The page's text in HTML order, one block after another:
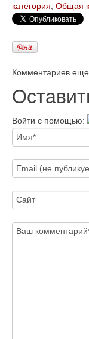
категория Общая
Комментариев еще
Войти с помощью: